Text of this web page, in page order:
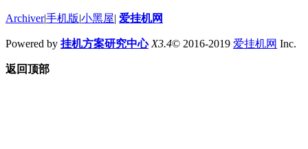
Archiver|手机版|小黑屋| 爱挂机网
Powered by 挂机方案研究中心 X3.4© 2016-2019 爱挂机网 Inc.
返回顶部